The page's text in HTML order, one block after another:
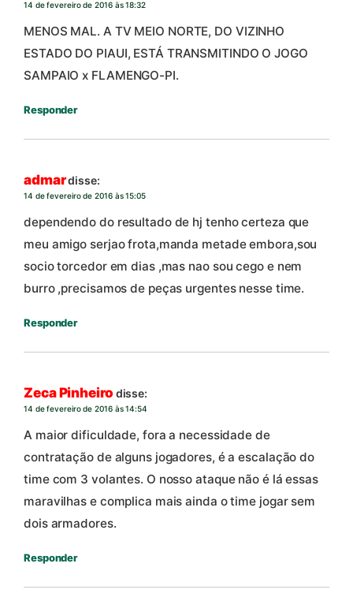
14 de fevereiro de 2016 às 18:32
MENOS MAL. A TV MEIO NORTE, DO VIZINHO
ESTADO DO PIAUI, ESTÁ TRANSMITINDO O JOGO
SAMPAIO x FLAMENGO-PI.
Responder
admardisse:
14 de fevereiro de 2016 às 15:05
dependendo do resultado de hj tenho certeza que
meu amigo serjao frota,manda metade embora,sou
socio torcedor em dias ,mas nao sou cego e nem
burro ,precisamos de peças urgentes nesse time.
Responder
Zeca Pinheiro disse:
14 de fevereiro de 2016 às 14:54
A maior dificuldade, fora a necessidade de
contratação de alguns jogadores, é a escalação do
time com 3 volantes. O nosso ataque não é lá essas
maravilhas e complica mais ainda o time jogar sem
dois armadores.
Responder